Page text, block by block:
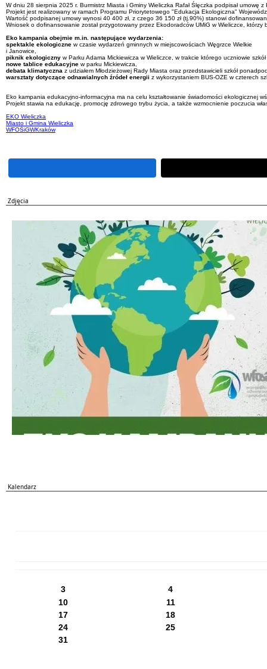
W dniu 28 sierpnia 2025 r. Burmistrz Miasta i Gminy Wieliczka Rafał Ślęczka podpisał
Projekt jest realizowany w ramach Programu Priorytetowego "Edukacja Ekologiczna"
Wartość podpisanej umowy wynosi 40 400 zł, z czego 36 150 zł (tj.90%) stanowi
Wniosek o dofinansowanie został przygotowany przez Ekodoradców UMiG w Wieliczce,
Eko kampania obejmie m.in. następujące wydarzenia:
spektakle ekologiczne w czasie wydarzeń gminnych w miejscowościach Węgrzce Wielkie
i Janowice,
piknik ekologiczny w Parku Adama Mickiewicza w Wieliczce, w trakcie którego uczniowie
nowe tablice edukacyjne w parku Mickiewicza,
debata klimatyczna z udziałem Młodzieżowej Rady Miasta oraz przedstawicieli szkół
warsztaty dotyczące odnawialnych źródeł energii z wykorzystaniem BUS-OZE w czterech
Eko kampania edukacyjno-informacyjna ma na celu kształtowanie świadomości ekologicznej
Projekt stawia na edukację, promocję zdrowego trybu życia, a także wzmocnienie poczucia
EKO Wieliczka
Miasto i Gmina Wieliczka
WFOŚiGWKraków
Zdjęcia
Kalendarz
3
4
10
11
17
18
24
25
31